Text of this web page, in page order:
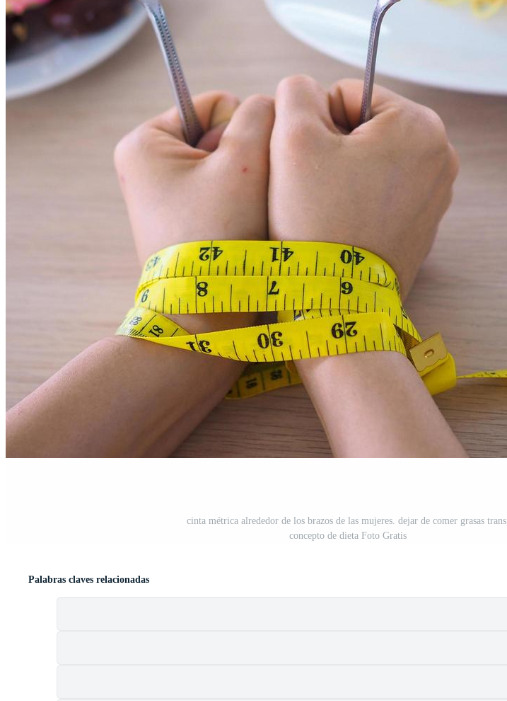
cinta métrica alrededor de los brazos de las mujeres. dejar de comer grasas trans,
concepto de dieta Foto Gratis
Palabras claves relacionadas